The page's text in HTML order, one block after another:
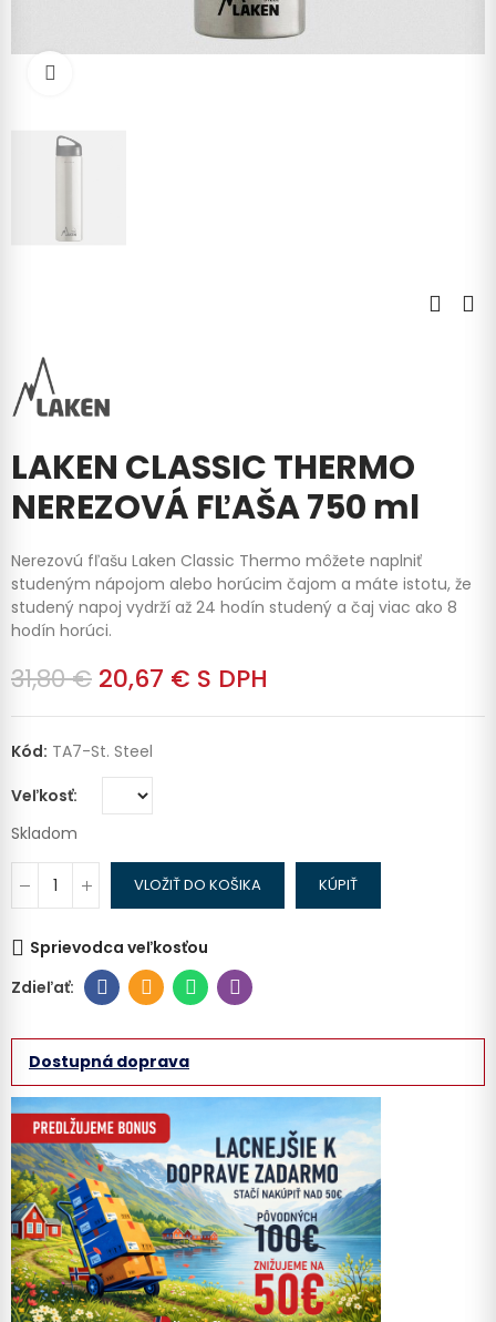
LAKEN CLASSIC THERMO
NEREZOVÁ FĽAŠA 750 ml
Nerezovú fľašu Laken Classic Thermo môžete naplniť
studeným nápojom alebo horúcim čajom a máte istotu, že
studený napoj vydrží až 24 hodín studený a čaj viac ako 8
hodín horúci.
31,80 € 20,67 € S DPH
Kód: TA7-St. Steel
Veľkosť
Skladom
VLOŽIŤ DO KOŠIKA KÚPIŤ
Sprievodca veľkosťou
Dostupná doprava